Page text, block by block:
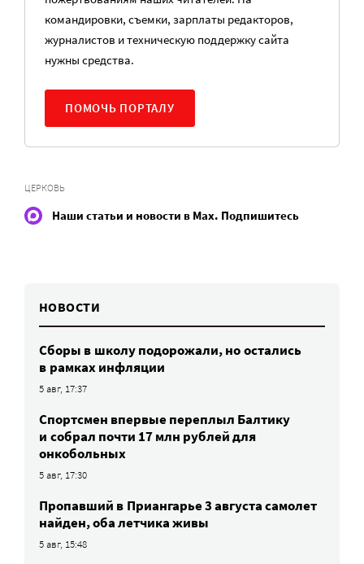
командировки, съемки, зарплаты редакторов,
журналистов и техническую поддержку сайта
нужны средства.
ПОМОЧЬ ПОРТАЛУ
ЦЕРКОВЬ
Наши статьи и новости в Max. Подпишитесь
НОВОСТИ
Сборы в школу подорожали, но остались
в рамках инфляции
5 авг, 17:37
Спортсмен впервые переплыл Балтику
и собрал почти 17 млн рублей для
онкобольных
5 авг, 17:30
Пропавший в Приангарье 3 августа самолет
найден, оба летчика живы
5 авг, 15:48